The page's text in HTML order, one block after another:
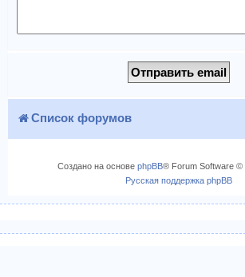
Список форумов
Создано на основе phpBB® Forum Software ©
Русская поддержка phpBB